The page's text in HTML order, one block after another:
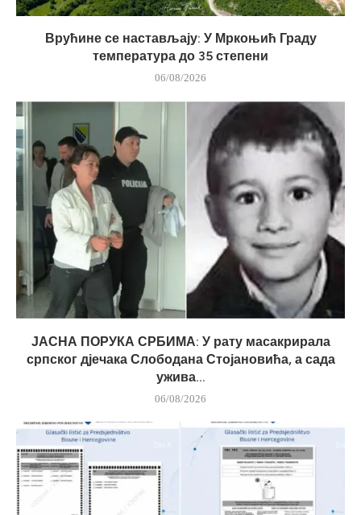
Врућине се настављају: У Мркоњић Граду
температура до 35 степени
06/08/2026
ЈАСНА ПОРУКА СРБИМА: У рату масакрирала
српског дјечака Слободана Стојановића, а сада
ужива...
06/08/2026